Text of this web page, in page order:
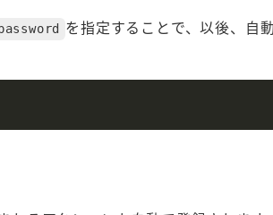
を指定することで、以後、自